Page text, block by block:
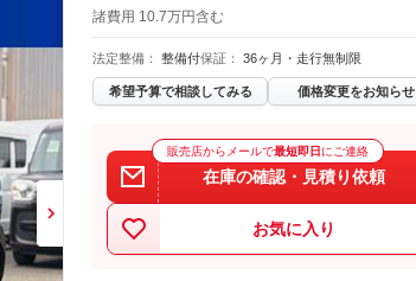
諸費用 10.7万円含む
法定整備： 整備付保証： 36ヶ月・走行無制限
希望予算で相談してみる 価格変更をお知らせ
販売店からメールで最短即日 にご連絡
在庫の確認・見積り依頼
お気に入り